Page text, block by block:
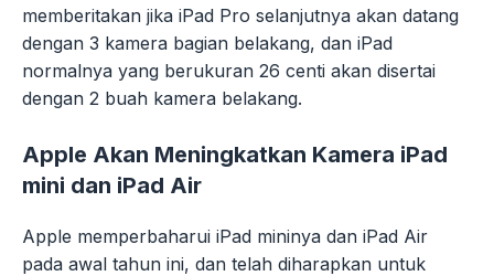
memberitakan jika iPad Pro selanjutnya akan datang
dengan 3 kamera bagian belakang, dan iPad
normalnya yang berukuran 26 centi akan disertai
dengan 2 buah kamera belakang.
Apple Akan Meningkatkan Kamera iPad
mini dan iPad Air
Apple memperbaharui iPad mininya dan iPad Air
pada awal tahun ini, dan telah diharapkan untuk